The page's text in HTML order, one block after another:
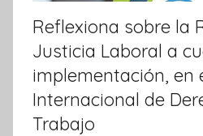
Reflexiona sobre la
Justicia Laboral a
implementación, en
Internacional de
Trabajo